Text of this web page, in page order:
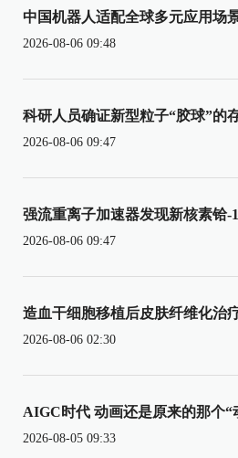
中国机器人适配全球多元应用场
2026-08-06 09:48
科研人员确证新型粒子“胶球”的
2026-08-06 09:47
强流重离子加速器发现新核素铪-
2026-08-06 09:47
造血干细胞移植后皮肤纤维化治
2026-08-06 02:30
AIGC时代 动画还是原来的那个“
2026-08-05 09:33